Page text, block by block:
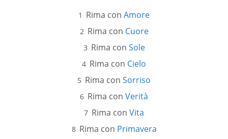
Rima con Amore
Rima con Cuore
Rima con Sole
Rima con Cielo
Rima con Sorriso
Rima con Verità
Rima con Vita
Rima con Primavera